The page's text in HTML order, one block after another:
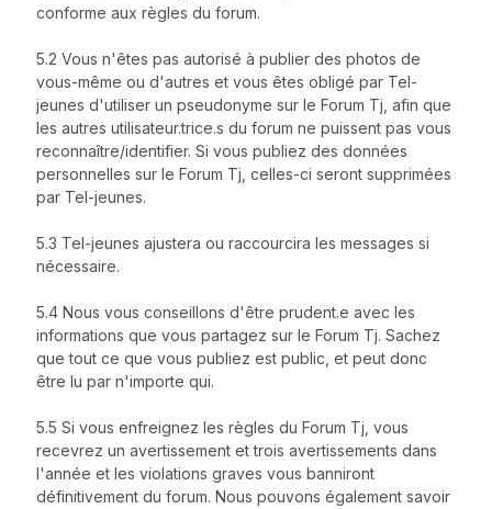
conforme aux règles du forum.
5.2 Vous n'êtes pas autorisé à publier des photos de
vous-même ou d'autres et vous êtes obligé par Tel-
jeunes d'utiliser un pseudonyme sur le Forum Tj, afin que
les autres utilisateur.trice.s du forum ne puissent pas vous
reconnaître/identifier. Si vous publiez des données
personnelles sur le Forum Tj, celles-ci seront supprimées
par Tel-jeunes.
5.3 Tel-jeunes ajustera ou raccourcira les messages si
nécessaire.
5.4 Nous vous conseillons d'être prudent.e avec les
informations que vous partagez sur le Forum Tj. Sachez
que tout ce que vous publiez est public, et peut donc
être lu par n'importe qui.
5.5 Si vous enfreignez les règles du Forum Tj, vous
recevrez un avertissement et trois avertissements dans
l'année et les violations graves vous banniront
définitivement du forum. Nous pouvons également savoir